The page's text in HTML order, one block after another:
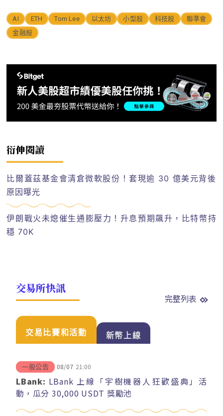
AI ETH Tom Lee 以太坊 小型股 科技股
聯準會
金融股
衍伸閱讀
比爾蓋茲基金會清倉微軟股份！套現逾 30 億美元背後
原因曝光
伊朗戰火未熄催生通膨壓力！升息預期飆升，比特幣持
穩 70K
交易所快訊
完整列表
交易比賽和活動 新幣上線
一般公告 08/07 21:00
LBank: LBank 上線「宇樹機器人狂歡盛典」活
動，瓜分 30,000 USDT 獎勵池